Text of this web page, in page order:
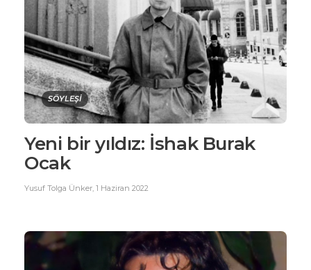
SÖYLEŞİ
Yeni bir yıldız: İshak Burak
Ocak
Yusuf Tolga Ünker, 1 Haziran 2022